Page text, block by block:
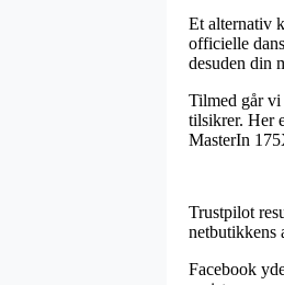
Et alternativ
officielle
desuden din
Tilmed går vi
tilsikrer. Her
MasterIn
Trustpilot
netbutikkens
Facebook